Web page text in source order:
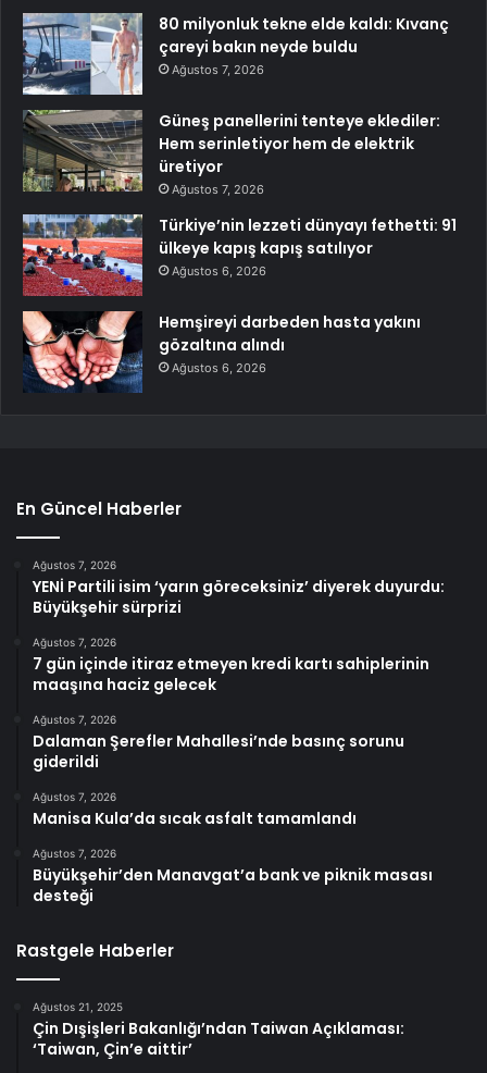
80 milyonluk tekne elde kaldı: Kıvanç
çareyi bakın neyde buldu
Ağustos 7, 2026
Güneş panellerini tenteye eklediler:
Hem serinletiyor hem de elektrik
üretiyor
Ağustos 7, 2026
Türkiye’nin lezzeti dünyayı fethetti: 91
ülkeye kapış kapış satılıyor
Ağustos 6, 2026
Hemşireyi darbeden hasta yakını
gözaltına alındı
Ağustos 6, 2026
En Güncel Haberler
Ağustos 7, 2026
YENİ Partili isim ‘yarın göreceksiniz’ diyerek duyurdu:
Büyükşehir sürprizi
Ağustos 7, 2026
7 gün içinde itiraz etmeyen kredi kartı sahiplerinin
maaşına haciz gelecek
Ağustos 7, 2026
Dalaman Şerefler Mahallesi’nde basınç sorunu
giderildi
Ağustos 7, 2026
Manisa Kula’da sıcak asfalt tamamlandı
Ağustos 7, 2026
Büyükşehir’den Manavgat’a bank ve piknik masası
desteği
Rastgele Haberler
Ağustos 21, 2025
Çin Dışişleri Bakanlığı’ndan Taiwan Açıklaması:
‘Taiwan, Çin’e aittir’